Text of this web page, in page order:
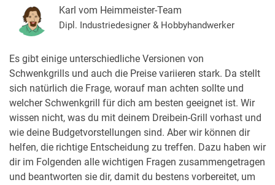
Karl vom Heimmeister-Team
Dipl. Industriedesigner & Hobbyhandwerker
Es gibt einige unterschiedliche Versionen von
Schwenkgrills und auch die Preise variieren stark. Da stellt
sich natürlich die Frage, worauf man achten sollte und
welcher Schwenkgrill für dich am besten geeignet ist. Wir
wissen nicht, was du mit deinem Dreibein-Grill vorhast und
wie deine Budgetvorstellungen sind. Aber wir können dir
helfen, die richtige Entscheidung zu treffen. Dazu haben wir
dir im Folgenden alle wichtigen Fragen zusammengetragen
und beantworten sie dir, damit du bestens vorbereitet, um